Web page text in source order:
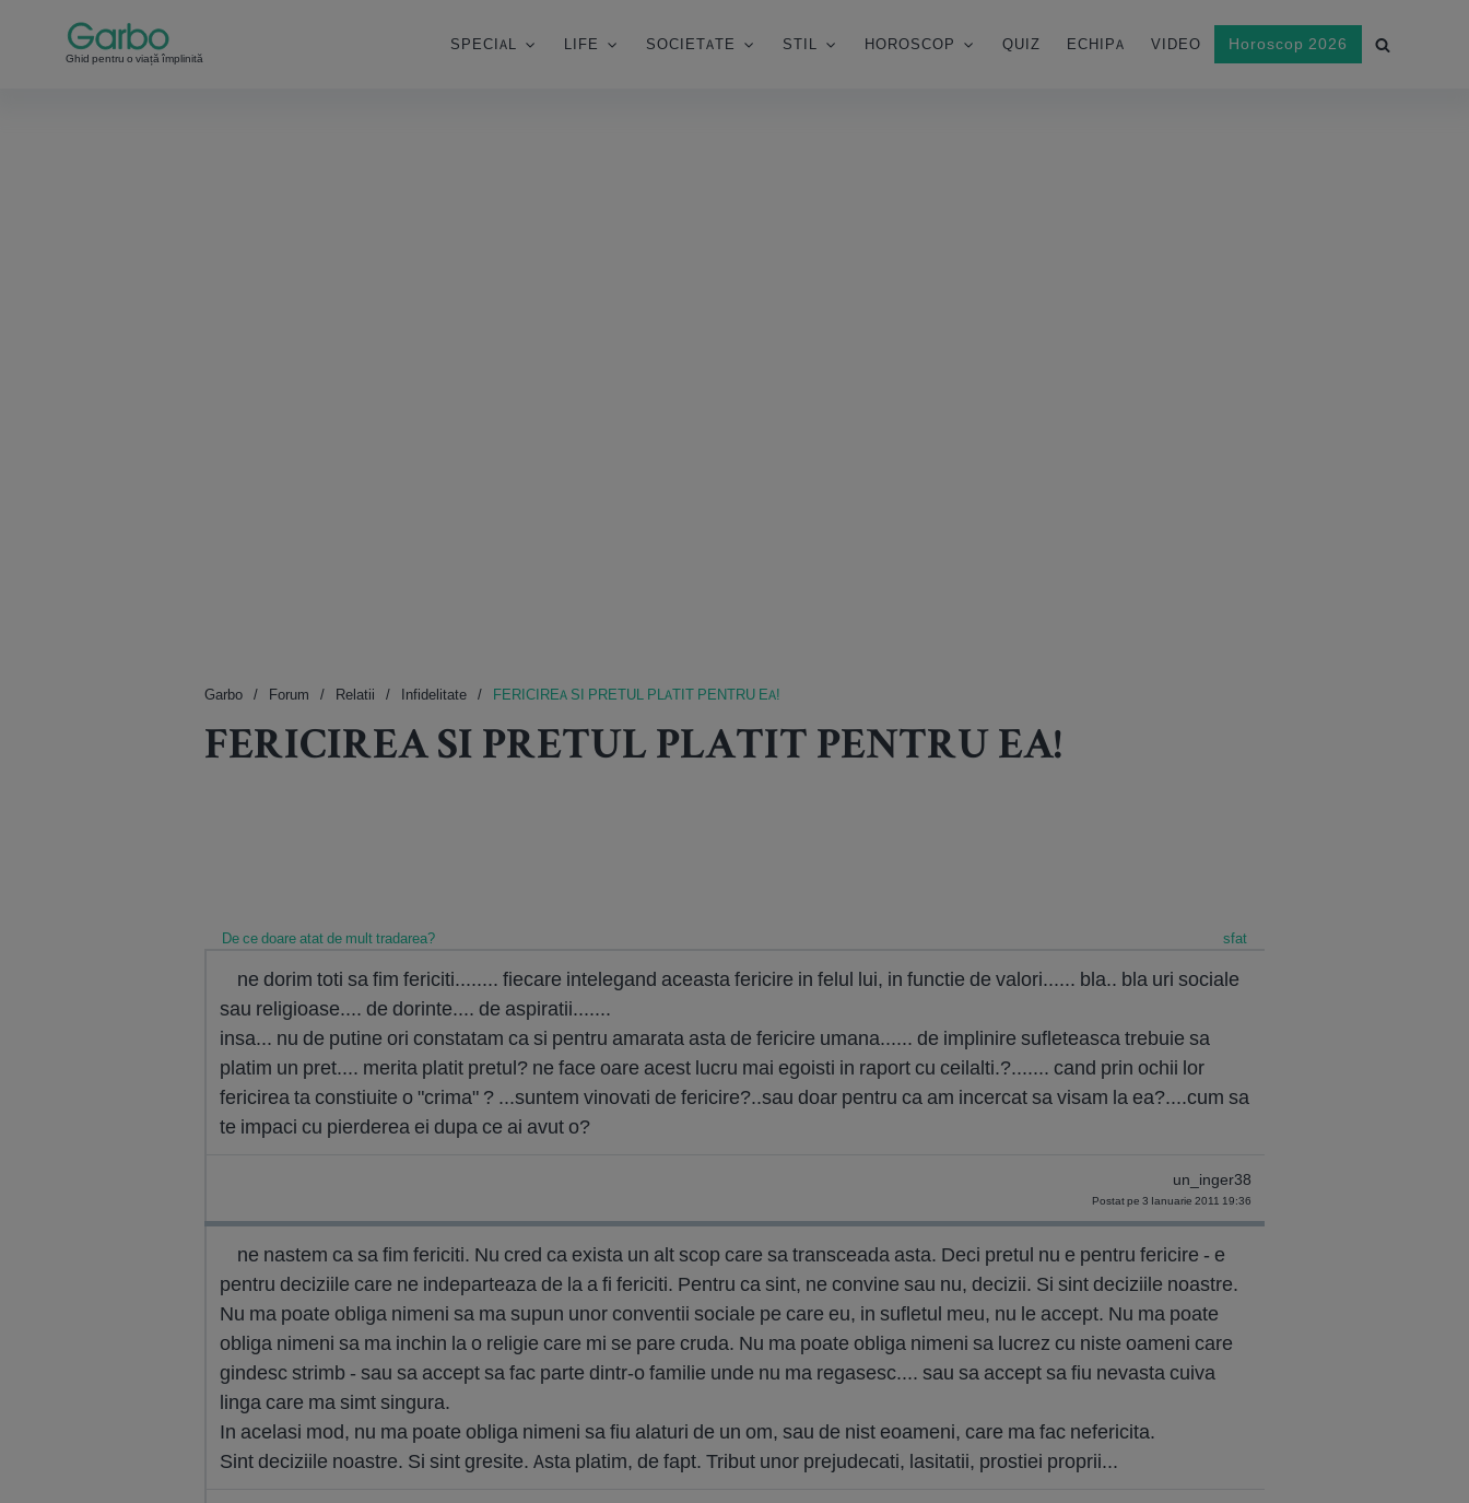
Ghid pentru o viață împlinită
SPECIAL LIFE SOCIETATE STIL HOROSCOP QUIZ ECHIPA VIDEO Horoscop 2026
Garbo Forum Relatii Infidelitate FERICIREA SI PRETUL PLATIT PENTRU EA!
FERICIREA SI PRETUL PLATIT PENTRU EA!
De ce doare atat de mult tradarea? sfat
ne dorim toti sa fim fericiti........ fiecare intelegand aceasta fericire in felul lui, in functie de valori...... bla.. bla uri sociale
sau religioase.... de dorinte.... de aspiratii.......
insa... nu de putine ori constatam ca si pentru amarata asta de fericire umana...... de implinire sufleteasca trebuie sa
platim un pret.... merita platit pretul? ne face oare acest lucru mai egoisti in raport cu ceilalti.?....... cand prin ochii lor
fericirea ta constiuite o "crima" ? ...suntem vinovati de fericire?..sau doar pentru ca am incercat sa visam la ea?....cum sa
te impaci cu pierderea ei dupa ce ai avut o?
un_inger38
Postat pe 3 Ianuarie 2011 19:36
ne nastem ca sa fim fericiti. Nu cred ca exista un alt scop care sa transceada asta. Deci pretul nu e pentru fericire - e
pentru deciziile care ne indeparteaza de la a fi fericiti. Pentru ca sint, ne convine sau nu, decizii. Si sint deciziile noastre.
Nu ma poate obliga nimeni sa ma supun unor conventii sociale pe care eu, in sufletul meu, nu le accept. Nu ma poate
obliga nimeni sa ma inchin la o religie care mi se pare cruda. Nu ma poate obliga nimeni sa lucrez cu niste oameni care
gindesc strimb - sau sa accept sa fac parte dintr-o familie unde nu ma regasesc.... sau sa accept sa fiu nevasta cuiva
linga care ma simt singura.
In acelasi mod, nu ma poate obliga nimeni sa fiu alaturi de un om, sau de nist eoameni, care ma fac nefericita.
Sint deciziile noastre. Si sint gresite. Asta platim, de fapt. Tribut unor prejudecati, lasitatii, prostiei proprii...